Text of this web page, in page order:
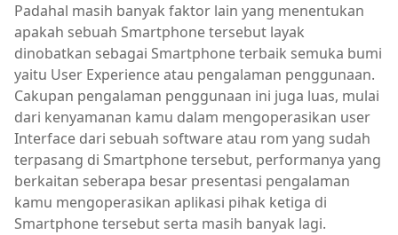
Padahal masih banyak faktor lain yang menentukan
apakah sebuah Smartphone tersebut layak
dinobatkan sebagai Smartphone terbaik semuka bumi
yaitu User Experience atau pengalaman penggunaan.
Cakupan pengalaman penggunaan ini juga luas, mulai
dari kenyamanan kamu dalam mengoperasikan user
Interface dari sebuah software atau rom yang sudah
terpasang di Smartphone tersebut, performanya yang
berkaitan seberapa besar presentasi pengalaman
kamu mengoperasikan aplikasi pihak ketiga di
Smartphone tersebut serta masih banyak lagi.